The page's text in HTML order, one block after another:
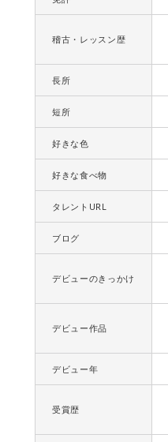
稽古・レッスン歴
長所
短所
好きな色
好きな食べ物
タレントURL
ブログ
デビューのきっかけ
デビュー作品
デビュー年
受賞歴